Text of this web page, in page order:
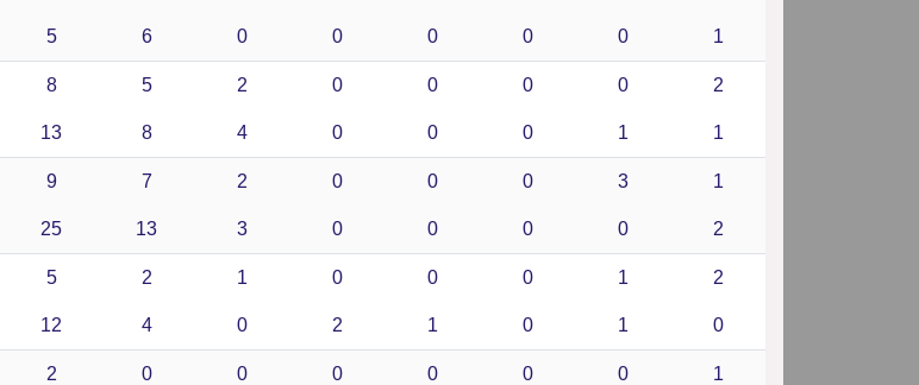
5 6 0 0 0 0 0 1
8 5 2 0 0 0 0 2
13 8 4 0 0 0 1 1
9 7 2 0 0 0 3 1
25 13 3 0 0 0 0 2
5 2 1 0 0 0 1 2
12 4 0 2 1 0 1 0
2 0 0 0 0 0 0 1